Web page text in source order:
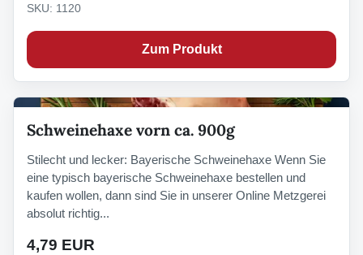
SKU: 1120
Zum Produkt
Schweinehaxe vorn ca. 900g
Stilecht und lecker: Bayerische Schweinehaxe Wenn Sie
eine typisch bayerische Schweinehaxe bestellen und
kaufen wollen, dann sind Sie in unserer Online Metzgerei
absolut richtig...
4,79 EUR